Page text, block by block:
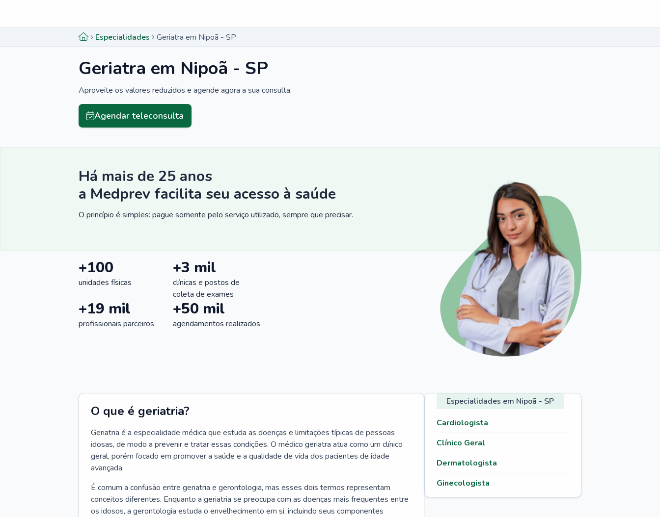
Especialidades Geriatra em Nipoã - SP
Geriatra em Nipoã - SP
Aproveite os valores reduzidos e agende agora a sua consulta.
Agendar teleconsulta
Há mais de 25 anos
a Medprev facilita seu acesso à saúde
O princípio é simples: pague somente pelo serviço utilizado, sempre que precisar.
+100
unidades físicas
+3 mil
clínicas e postos de
coleta de exames
+19 mil
profissionais parceiros
+50 mil
agendamentos realizados
O que é geriatria?
Geriatria é a especialidade médica que estuda as doenças e limitações típicas de pessoas
idosas, de modo a prevenir e tratar essas condições. O médico geriatra atua como um clínico
geral, porém focado em promover a saúde e a qualidade de vida dos pacientes de idade
avançada.
É comum a confusão entre geriatria e gerontologia, mas esses dois termos representam
conceitos diferentes. Enquanto a geriatria se preocupa com as doenças mais frequentes entre
os idosos, a gerontologia estuda o envelhecimento em si, incluindo seus componentes
Especialidades em Nipoã - SP
Cardiologista
Clínico Geral
Dermatologista
Ginecologista